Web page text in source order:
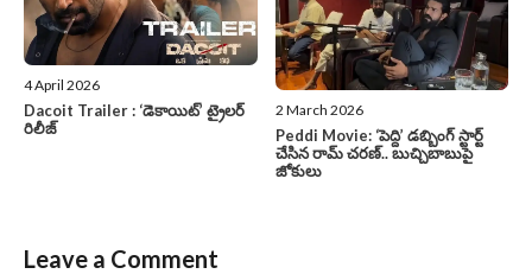
4 April 2026
Dacoit Trailer : ‘డెకాయిట్‌’ ట్రైలర్‌
రిలీజ్‌
2 March 2026
Peddi Movie: ‘పెద్ది’ డబ్బింగ్ స్టార్ట్
చేసిన రామ్ చరణ్.. బుచ్చిబాబుపై
జోకులు
Leave a Comment